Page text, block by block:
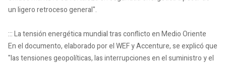
un ligero retroceso general".
::: La tensión energética mundial tras conflicto en Medio Oriente
En el documento, elaborado por el WEF y Accenture, se explicó que
"las tensiones geopolíticas, las interrupciones en el suministro y el